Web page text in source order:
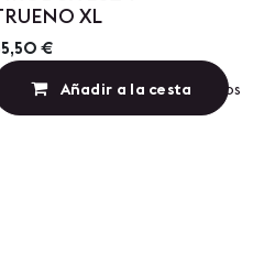
Añadir a lista de deseos
XL
€
Añadir a la cesta